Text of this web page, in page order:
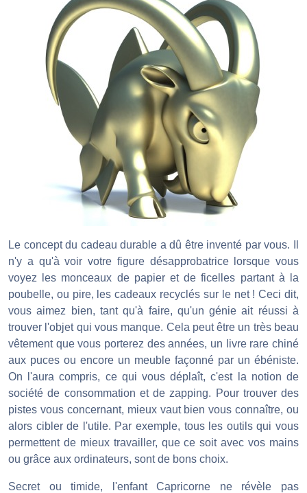
Le concept du cadeau durable a dû être inventé par vous. Il
n'y a qu'à voir votre figure désapprobatrice lorsque vous
voyez les monceaux de papier et de ficelles partant à la
poubelle, ou pire, les cadeaux recyclés sur le net ! Ceci dit,
vous aimez bien, tant qu'à faire, qu'un génie ait réussi à
trouver l'objet qui vous manque. Cela peut être un très beau
vêtement que vous porterez des années, un livre rare chiné
aux puces ou encore un meuble façonné par un ébéniste.
On l'aura compris, ce qui vous déplaît, c'est la notion de
société de consommation et de zapping. Pour trouver des
pistes vous concernant, mieux vaut bien vous connaître, ou
alors cibler de l'utile. Par exemple, tous les outils qui vous
permettent de mieux travailler, que ce soit avec vos mains
ou grâce aux ordinateurs, sont de bons choix.
Secret ou timide, l'enfant Capricorne ne révèle pas